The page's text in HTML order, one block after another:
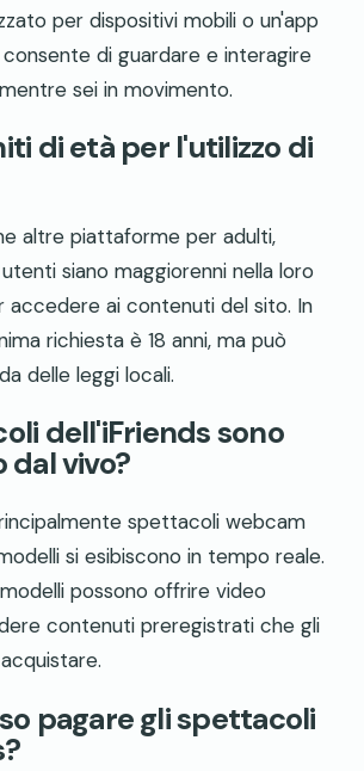
per dispositivi mobili o un'app
di guardare e interagire
sei in movimento.
di età per l'utilizzo di
altre piattaforme per adulti,
siano maggiorenni nella loro
accedere ai contenuti del sito. In
richiesta è 18 anni, ma può
delle leggi locali.
dell'iFriends sono
dal vivo?
spettacoli webcam
si esibiscono in tempo reale.
possono offrire video
contenuti preregistrati che gli
pagare gli spettacoli